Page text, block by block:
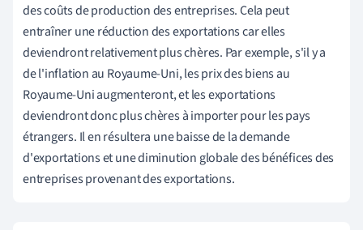
des coûts de production des entreprises. Cela peut
entraîner une réduction des exportations car elles
deviendront relativement plus chères. Par exemple, s'il y a
de l'inflation au Royaume-Uni, les prix des biens au
Royaume-Uni augmenteront, et les exportations
deviendront donc plus chères à importer pour les pays
étrangers. Il en résultera une baisse de la demande
d'exportations et une diminution globale des bénéfices des
entreprises provenant des exportations.